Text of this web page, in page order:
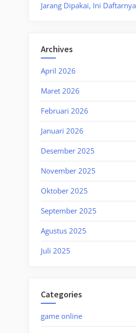
Jarang Dipakai, Ini Daftarnya
Archives
April 2026
Maret 2026
Februari 2026
Januari 2026
Desember 2025
November 2025
Oktober 2025
September 2025
Agustus 2025
Juli 2025
Categories
game online